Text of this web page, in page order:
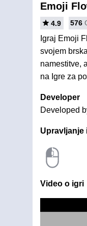
Emoji
4.9 576
Igraj Emoji
svojem
namestitve,
na Igre za
Developer
Developed
Upravljanje
Video o igri